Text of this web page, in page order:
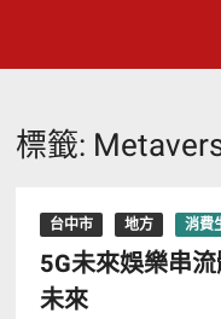
標籤:
台中市 地方 消費
5G未來娛樂串
未來